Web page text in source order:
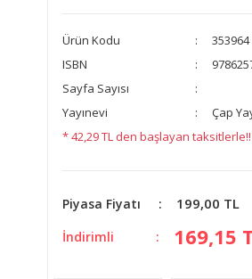
Ürün Kodu
353964
ISBN
Sayfa Sayısı
Yayınevi
Çap
* 42,29 TL den başlayan taksitlerle!!
Piyasa Fiyatı 199,00 TL
İndirimli 169,15